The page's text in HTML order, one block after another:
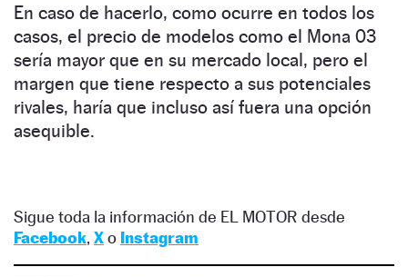
En caso de hacerlo, como ocurre en todos los
casos, el precio de modelos como el Mona 03
sería mayor que en su mercado local, pero el
margen que tiene respecto a sus potenciales
rivales, haría que incluso así fuera una opción
asequible.
Sigue toda la información de EL MOTOR desde
Facebook, Xo Instagram